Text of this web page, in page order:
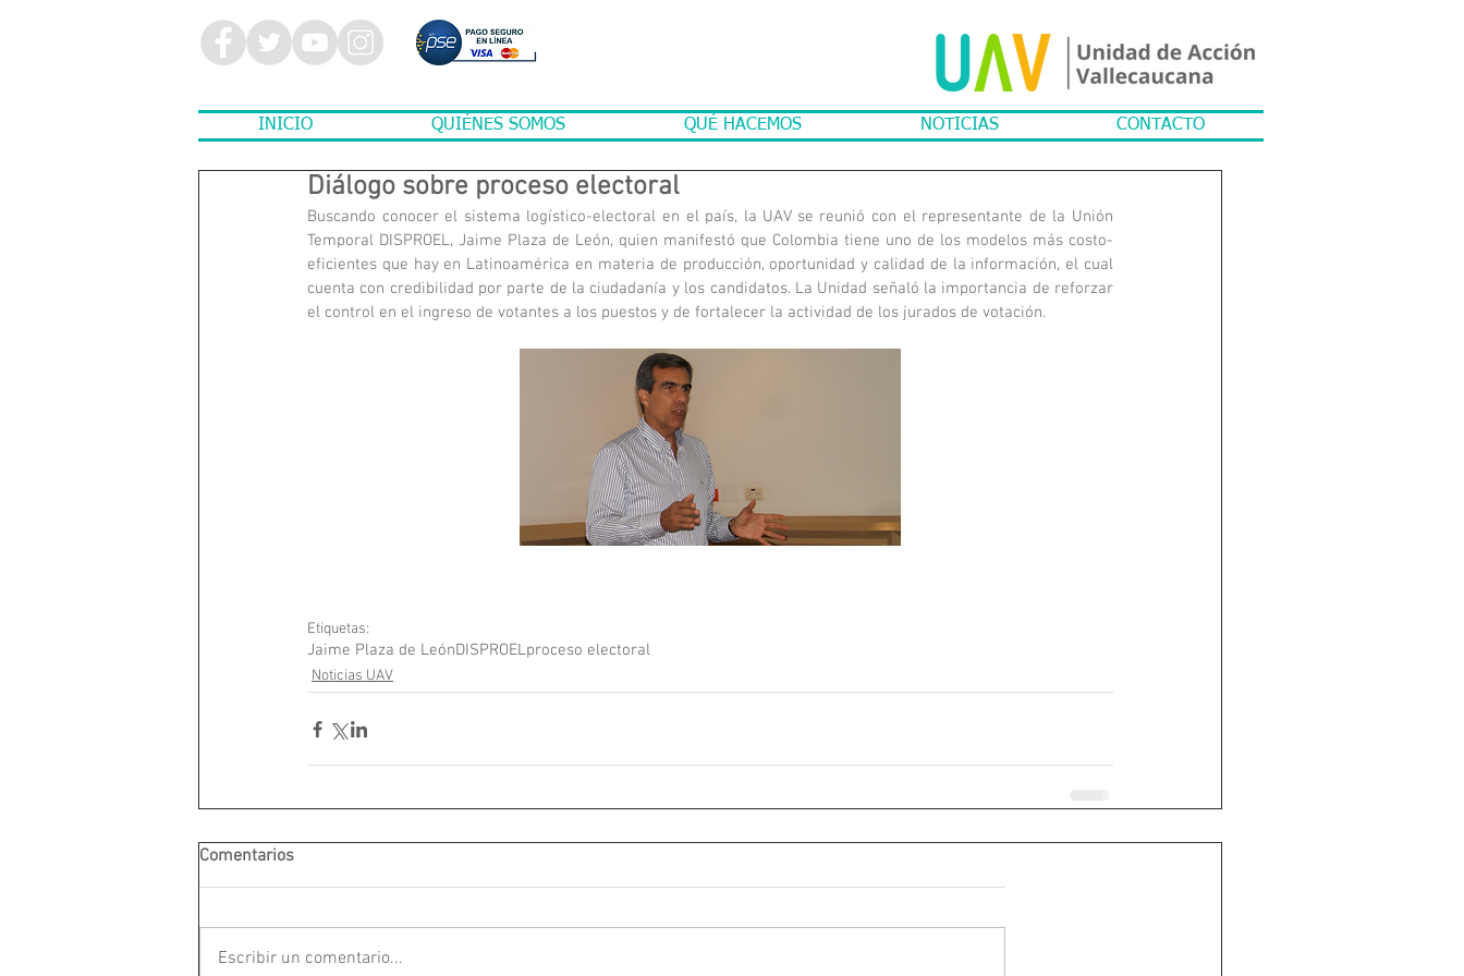
INICIO QUIÉNES SOMOS QUÉ HACEMOS NOTICIAS CONTACTO
Diálogo sobre proceso electoral
Buscando conocer el sistema logístico-electoral en el país, la UAV se reunió con el representante de la Unión
Temporal DISPROEL, Jaime Plaza de León, quien manifestó que Colombia tiene uno de los modelos más costo-
eficientes que hay en Latinoamérica en materia de producción, oportunidad y calidad de la información, el cual
cuenta con credibilidad por parte de la ciudadanía y los candidatos. La Unidad señaló la importancia de reforzar
el control en el ingreso de votantes a los puestos y de fortalecer la actividad de los jurados de votación.
Etiquetas:
Jaime Plaza de LeónDISPROELproceso electoral
Noticias UAV
Comentarios
Escribir un comentario...